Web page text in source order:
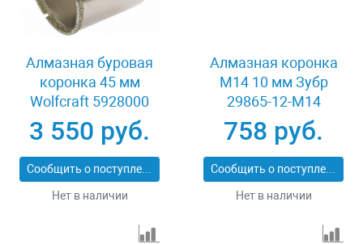
Алмазная буровая
коронка 45 мм
Wolfcraft 5928000
3 550 руб.
Сообщить о поступлении
Нет в наличии
Алмазная коронка
М14 10 мм Зубр
29865-12-M14
758 руб.
Сообщить о поступлении
Нет в наличии